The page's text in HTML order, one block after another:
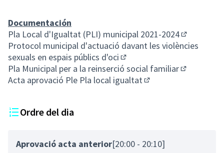
Documentación
Pla Local d'Igualtat (PLI) municipal 2021-2024
(Enllaç
Protocol municipal d'actuació davant les violències
sexuals en espais públics d'oci
(Enllaç extern)
Pla Municipal per a la reinserció social familiar
Acta aprovació Ple Pla local igualtat
Ordre del dia
Aprovació acta anterior[20:00 - 20:10]